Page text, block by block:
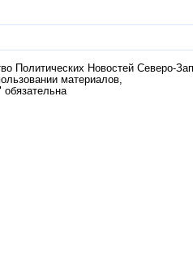
Политических Новостей Северо-
материалов,